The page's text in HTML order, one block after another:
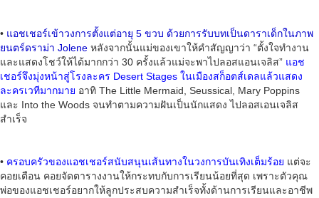
• แอชเชอร์เข้าวงการตั้งแต่อายุ 5 ขวบ ด้วยการรับบทเป็นดาราเด็กในภาพ
ยนตร์ดราม่า Jolene หลังจากนั้นแม่ของเขาให้คำสัญญาว่า “ตั้งใจทำงาน
และแสดงโชว์ให้ได้มากกว่า 30 ครั้งแล้วแม่จะพาไปลอสแอนเจลิส” แอช
เชอร์จึงมุ่งหน้าสู่โรงละคร Desert Stages ในเมืองสก็อตส์เดลแล้วแสดง
ละครเวทีมากมาย อาทิ The Little Mermaid, Seussical, Mary Poppins
และ Into the Woods จนทำตามความฝันเป็นนักแสดง ไปลอสเอนเจลิส
สำเร็จ
• ครอบครัวของแอชเชอร์สนับสนุนเส้นทางในวงการบันเทิงเต็มร้อย แต่จะ
คอยเตือน คอยจัดตารางงานให้กระทบกับการเรียนน้อยที่สุด เพราะตัวคุณ
พ่อของแอชเชอร์อยากให้ลูกประสบความสำเร็จทั้งด้านการเรียนและอาชีพ